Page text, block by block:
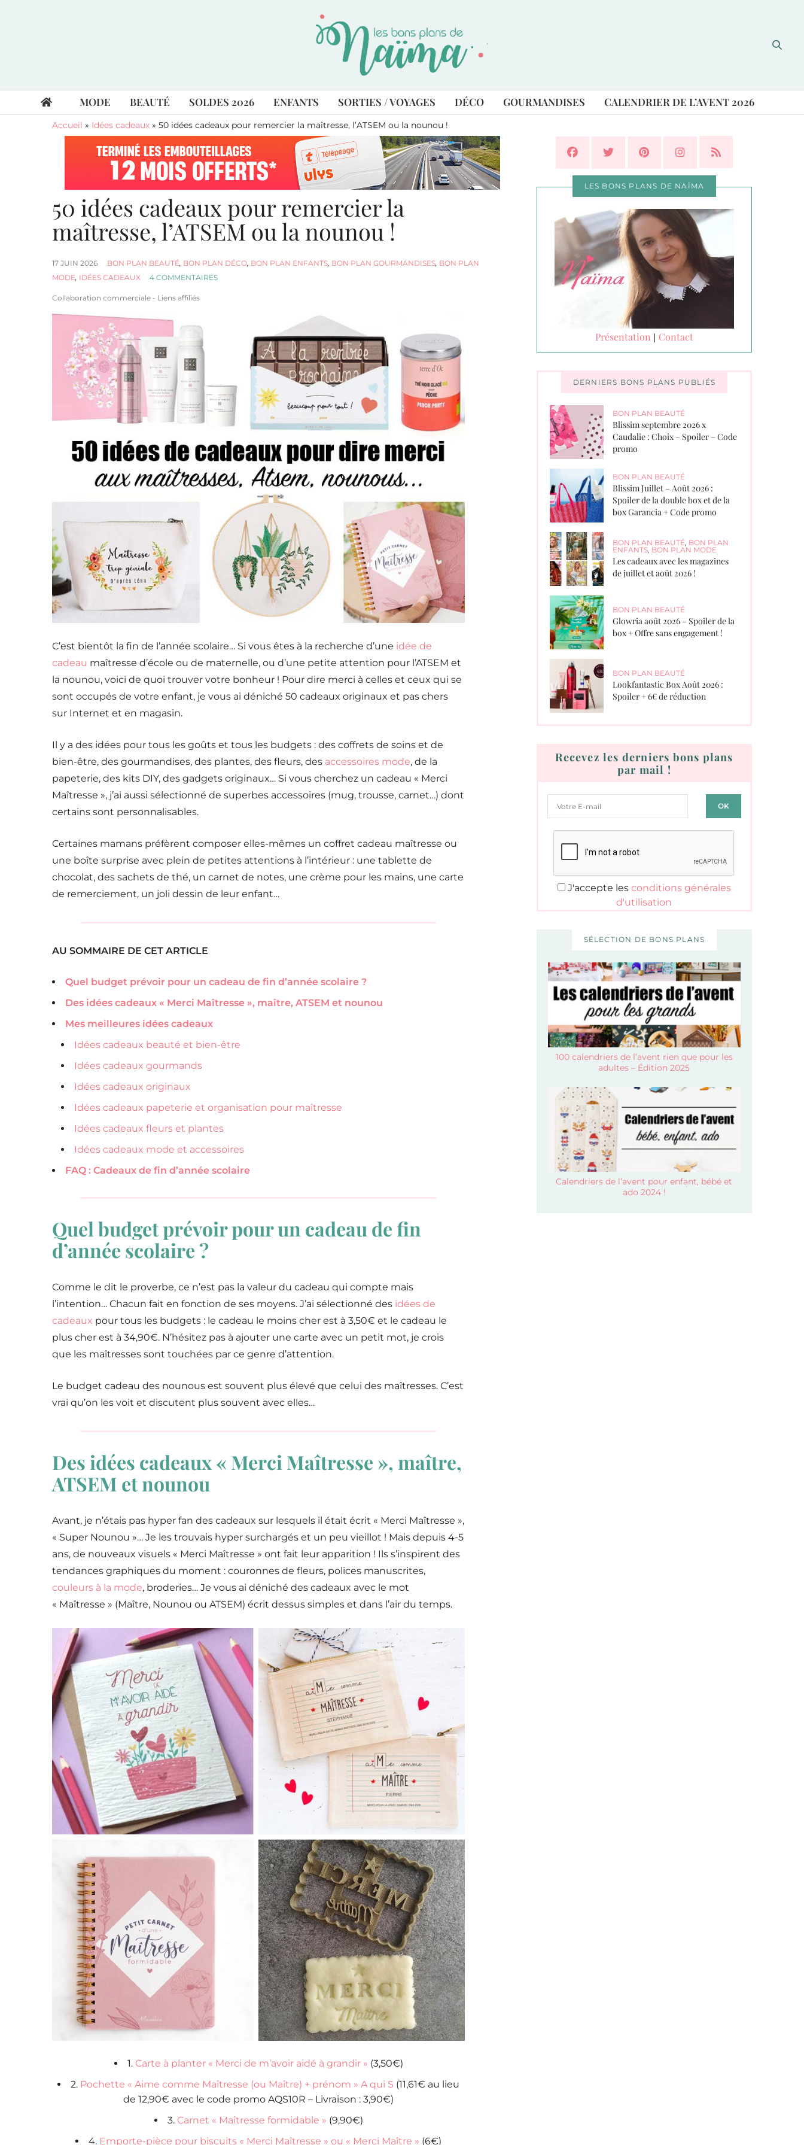
MODE BEAUTÉ SOLDES 2026 ENFANTS SORTIES / VOYAGES DÉCO GOURMANDISES CALENDRIER DE L’AVENT 2026
Accueil » Idées cadeaux » 50 idées cadeaux pour remercier la maîtresse, l’ATSEM ou la nounou !
50 idées cadeaux pour remercier la
maîtresse, l’ATSEM ou la nounou !
17 JUIN 2026 BON PLAN BEAUTÉ, BON PLAN DÉCO, BON PLAN ENFANTS, BON PLAN GOURMANDISES, BON PLAN
MODE, IDÉES CADEAUX 4 COMMENTAIRES
Collaboration commerciale - Liens affiliés
C’est bientôt la fin de l’année scolaire… Si vous êtes à la recherche d’une idée de
cadeau maîtresse d’école ou de maternelle, ou d’une petite attention pour l’ATSEM et
la nounou, voici de quoi trouver votre bonheur ! Pour dire merci à celles et ceux qui se
sont occupés de votre enfant, je vous ai déniché 50 cadeaux originaux et pas chers
sur Internet et en magasin.
Il y a des idées pour tous les goûts et tous les budgets : des coffrets de soins et de
bien-être, des gourmandises, des plantes, des fleurs, des accessoires mode, de la
papeterie, des kits DIY, des gadgets originaux… Si vous cherchez un cadeau « Merci
Maîtresse », j’ai aussi sélectionné de superbes accessoires (mug, trousse, carnet…) dont
certains sont personnalisables.
Certaines mamans préfèrent composer elles-mêmes un coffret cadeau maîtresse ou
une boîte surprise avec plein de petites attentions à l’intérieur : une tablette de
chocolat, des sachets de thé, un carnet de notes, une crème pour les mains, une carte
de remerciement, un joli dessin de leur enfant…
AU SOMMAIRE DE CET ARTICLE
Quel budget prévoir pour un cadeau de fin d’année scolaire ?
Des idées cadeaux « Merci Maîtresse », maître, ATSEM et nounou
Mes meilleures idées cadeaux
Idées cadeaux beauté et bien-être
Idées cadeaux gourmands
Idées cadeaux originaux
Idées cadeaux papeterie et organisation pour maîtresse
Idées cadeaux fleurs et plantes
Idées cadeaux mode et accessoires
FAQ : Cadeaux de fin d’année scolaire
Quel budget prévoir pour un cadeau de fin
d’année scolaire ?
Comme le dit le proverbe, ce n’est pas la valeur du cadeau qui compte mais
l’intention… Chacun fait en fonction de ses moyens. J’ai sélectionné des idées de
cadeaux pour tous les budgets : le cadeau le moins cher est à 3,50€ et le cadeau le
plus cher est à 34,90€. N’hésitez pas à ajouter une carte avec un petit mot, je crois
que les maîtresses sont touchées par ce genre d’attention.
Le budget cadeau des nounous est souvent plus élevé que celui des maîtresses. C’est
vrai qu’on les voit et discutent plus souvent avec elles…
Des idées cadeaux « Merci Maîtresse », maître,
ATSEM et nounou
Avant, je n’étais pas hyper fan des cadeaux sur lesquels il était écrit « Merci Maîtresse »,
« Super Nounou »… Je les trouvais hyper surchargés et un peu vieillot ! Mais depuis 4-5
ans, de nouveaux visuels « Merci Maîtresse » ont fait leur apparition ! Ils s’inspirent des
tendances graphiques du moment : couronnes de fleurs, polices manuscrites,
couleurs à la mode, broderies… Je vous ai déniché des cadeaux avec le mot
« Maîtresse » (Maître, Nounou ou ATSEM) écrit dessus simples et dans l’air du temps.
1. Carte à planter « Merci de m’avoir aidé à grandir » (3,50€)
2. Pochette « Aime comme Maîtresse (ou Maître) + prénom » A qui S (11,61€ au lieu
de 12,90€ avec le code promo AQS10R – Livraison : 3,90€)
3. Carnet « Maîtresse formidable » (9,90€)
4. Emporte-pièce pour biscuits « Merci Maîtresse » ou « Merci Maître » (6€)
LES BONS PLANS DE NAÏMA
Présentation | Contact
DERNIERS BONS PLANS PUBLIÉS
BON PLAN BEAUTÉ
Blissim septembre 2026 x
Caudalie : Choix – Spoiler – Code
promo
BON PLAN BEAUTÉ
Blissim Juillet – Août 2026 :
Spoiler de la double box et de la
box Garancia + Code promo
BON PLAN BEAUTÉ BON PLAN
ENFANTS BON PLAN MODE
Les cadeaux avec les magazines
de juillet et août 2026 !
BON PLAN BEAUTÉ
Glowria août 2026 – Spoiler de la
box + Offre sans engagement !
BON PLAN BEAUTÉ
Lookfantastic Box Août 2026 :
Spoiler + 6€ de réduction
Recevez les derniers bons plans
par mail !
J'accepte les conditions générales
d'utilisation
SÉLECTION DE BONS PLANS
100 calendriers de l’avent rien que pour les
adultes – Édition 2025
Calendriers de l’avent pour enfant, bébé et
ado 2024 !